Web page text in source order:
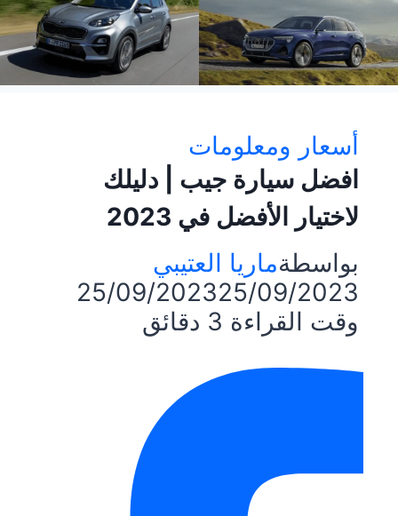
أسعار ومعلومات
افضل سيارة جيب | دليلك
لاختيار الأفضل في 2023
بواسطةماريا العتيبي
25/09/202325/09/2023
وقت القراءة
دقائق